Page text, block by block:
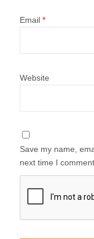
Email *
Website
Save my name,
next time I comment.